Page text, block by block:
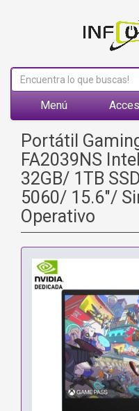
Menú
Portátil
FA2039NS
32GB/ 1TB
5060/ 15.6"/
Operativo